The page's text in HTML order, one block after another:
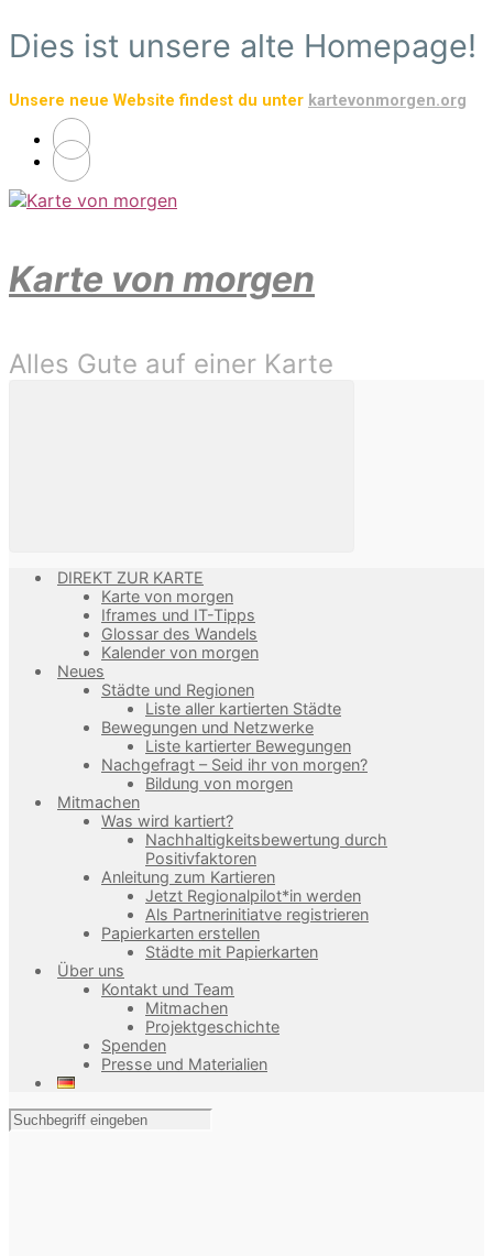
Zum
Hauptinhalt
Dies ist unsere alte Homepage!
Unsere neue Website findest du unter kartevonmorgen.org
Karte von morgen
Alles Gute auf einer Karte
DIREKT ZUR KARTE
Karte von morgen
Iframes und IT-Tipps
Glossar des Wandels
Kalender von morgen
Neues
Städte und Regionen
Liste aller kartierten Städte
Bewegungen und Netzwerke
Liste kartierter Bewegungen
Nachgefragt – Seid ihr von morgen?
Bildung von morgen
Mitmachen
Was wird kartiert?
Nachhaltigkeitsbewertung durch
Positivfaktoren
Anleitung zum Kartieren
Jetzt Regionalpilot*in werden
Als Partnerinitiatve registrieren
Papierkarten erstellen
Städte mit Papierkarten
Über uns
Kontakt und Team
Mitmachen
Projektgeschichte
Spenden
Presse und Materialien